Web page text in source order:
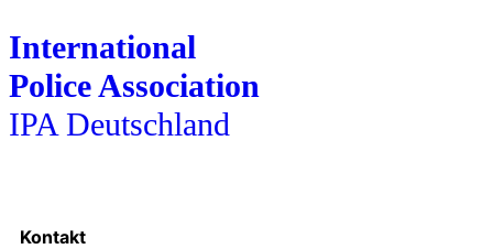
International
Police Association
IPA Deutschland
Kontakt